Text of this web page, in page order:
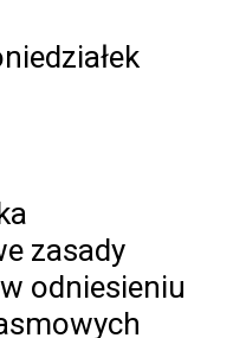
zasady
odniesieniu